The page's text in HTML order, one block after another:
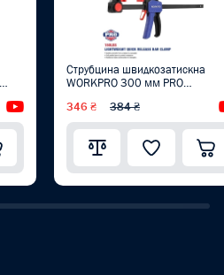
Відеоогляд
Струбцина швидкозатискна
WORKPRO 300 мм PRO
346 ₴ 384 ₴